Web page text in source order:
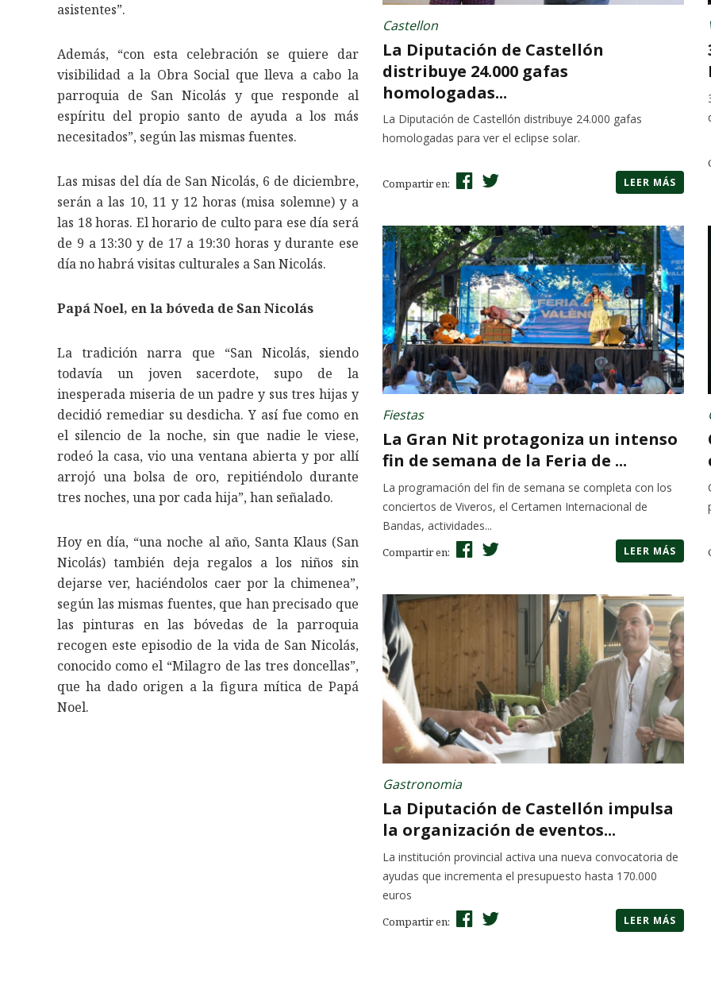
asistentes”.
Además, “con esta celebración se quiere dar
visibilidad a la Obra Social que lleva a cabo la
parroquia de San Nicolás y que responde al
espíritu del propio santo de ayuda a los más
necesitados”, según las mismas fuentes.
Las misas del día de San Nicolás, 6 de diciembre,
serán a las 10, 11 y 12 horas (misa solemne) y a
las 18 horas. El horario de culto para ese día será
de 9 a 13:30 y de 17 a 19:30 horas y durante ese
día no habrá visitas culturales a San Nicolás.
Papá Noel, en la bóveda de San Nicolás
La tradición narra que “San Nicolás, siendo
todavía un joven sacerdote, supo de la
inesperada miseria de un padre y sus tres hijas y
decidió remediar su desdicha. Y así fue como en
el silencio de la noche, sin que nadie le viese,
rodeó la casa, vio una ventana abierta y por allí
arrojó una bolsa de oro, repitiéndolo durante
tres noches, una por cada hija”, han señalado.
Hoy en día, “una noche al año, Santa Klaus (San
Nicolás) también deja regalos a los niños sin
dejarse ver, haciéndolos caer por la chimenea”,
según las mismas fuentes, que han precisado que
las pinturas en las bóvedas de la parroquia
recogen este episodio de la vida de San Nicolás,
conocido como el “Milagro de las tres doncellas”,
que ha dado origen a la figura mítica de Papá
Noel.
Castellon
La Diputación de Castellón
distribuye 24.000 gafas
homologadas...
La Diputación de Castellón distribuye 24.000 gafas
homologadas para ver el eclipse solar.
Compartir en: LEER MÁS
Fiestas
La Gran Nit protagoniza un intenso
fin de semana de la Feria de ...
La programación del fin de semana se completa con los
conciertos de Viveros, el Certamen Internacional de
Bandas, actividades...
Compartir en: LEER MÁS
Gastronomia
La Diputación de Castellón impulsa
la organización de eventos...
La institución provincial activa una nueva convocatoria de
ayudas que incrementa el presupuesto hasta 170.000
euros
Compartir en: LEER MÁS